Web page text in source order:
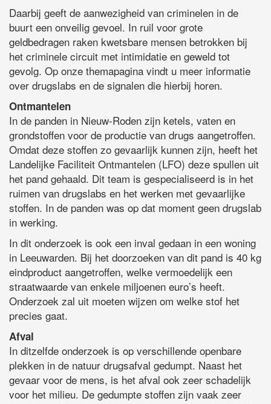
Daarbij geeft de aanwezigheid van criminelen in de
buurt een onveilig gevoel. In ruil voor grote
geldbedragen raken kwetsbare mensen betrokken bij
het criminele circuit met intimidatie en geweld tot
gevolg. Op onze themapagina vindt u meer informatie
over drugslabs en de signalen die hierbij horen.
Ontmantelen
In de panden in Nieuw-Roden zijn ketels, vaten en
grondstoffen voor de productie van drugs aangetroffen.
Omdat deze stoffen zo gevaarlijk kunnen zijn, heeft het
Landelijke Faciliteit Ontmantelen (LFO) deze spullen uit
het pand gehaald. Dit team is gespecialiseerd is in het
ruimen van drugslabs en het werken met gevaarlijke
stoffen. In de panden was op dat moment geen drugslab
in werking.
In dit onderzoek is ook een inval gedaan in een woning
in Leeuwarden. Bij het doorzoeken van dit pand is 40 kg
eindproduct aangetroffen, welke vermoedelijk een
straatwaarde van enkele miljoenen euro’s heeft.
Onderzoek zal uit moeten wijzen om welke stof het
precies gaat.
Afval
In ditzelfde onderzoek is op verschillende openbare
plekken in de natuur drugsafval gedumpt. Naast het
gevaar voor de mens, is het afval ook zeer schadelijk
voor het milieu. De gedumpte stoffen zijn vaak zeer